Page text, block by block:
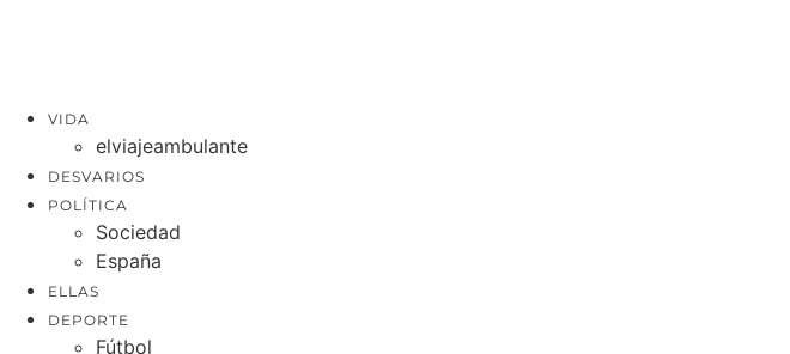
VIDA
elviajeambulante
DESVARIOS
POLÍTICA
Sociedad
España
ELLAS
DEPORTE
Fútbol